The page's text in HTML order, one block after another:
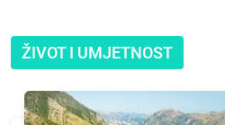
ŽIVOT I UMJETNOST